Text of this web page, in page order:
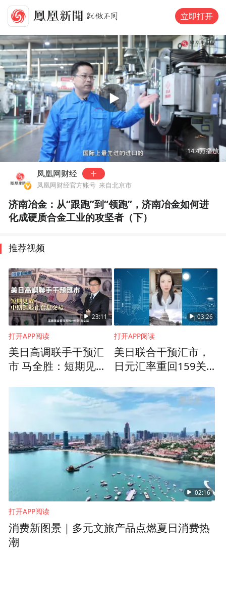
立即打开
16:15
14.4万播放
凤凰网财经
凤凰网财经官方账号 来自北京市
济南冶金：从“跟跑”到“领跑”，济南冶金如何进
化成硬质合金工业的攻坚者（下）
推荐视频
23:11
打开APP阅读
美日高调联手干预汇
市 马全胜：短期见效
03:26
打开APP阅读
美日联合干预汇市，
日元汇率重回159关
未解决
02:16
打开APP阅读
消费新图景｜多元文旅产品点燃夏日消费热
潮